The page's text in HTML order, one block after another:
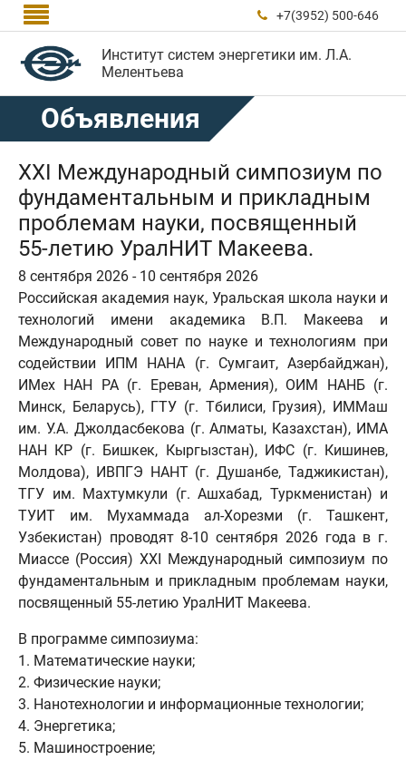
  +7(3952) 500-646
Институт систем энергетики им. Л.А.
Мелентьева
Объявления
XXI Международный симпозиум по
фундаментальным и прикладным
проблемам науки, посвященный
55-летию УралНИТ Макеева.
8 сентября 2026 - 10 сентября 2026
Российская академия наук, Уральская школа науки и
технологий имени академика В.П. Макеева и
Международный совет по науке и технологиям при
содействии ИПМ НАНА (г. Сумгаит, Азербайджан),
ИМех НАН РА (г. Ереван, Армения), ОИМ НАНБ (г.
Минск, Беларусь), ГТУ (г. Тбилиси, Грузия), ИММаш
им. У.А. Джолдасбекова (г. Алматы, Казахстан), ИМА
НАН КР (г. Бишкек, Кыргызстан), ИФС (г. Кишинев,
Молдова), ИВПГЭ НАНТ (г. Душанбе, Таджикистан),
ТГУ им. Махтумкули (г. Ашхабад, Туркменистан) и
ТУИТ им. Мухаммада ал-Хорезми (г. Ташкент,
Узбекистан) проводят 8-10 сентября 2026 года в г.
Миассе (Россия) XXI Международный симпозиум по
фундаментальным и прикладным проблемам науки,
посвященный 55-летию УралНИТ Макеева.
В программе симпозиума:
1. Математические науки;
2. Физические науки;
3. Нанотехнологии и информационные технологии;
4. Энергетика;
5. Машиностроение;